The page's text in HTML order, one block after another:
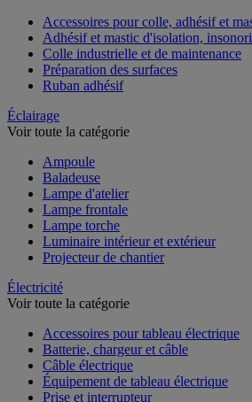
Accessoires pour colle, adhésif et
Adhésif et mastic d'isolation,
Colle industrielle et de maintenance
Préparation des surfaces
Ruban adhésif
Éclairage
Voir toute la catégorie
Ampoule
Baladeuse
Lampe d'atelier
Lampe frontale
Lampe torche
Luminaire intérieur et extérieur
Projecteur de chantier
Électricité
Voir toute la catégorie
Accessoires pour tableau électrique
Batterie, chargeur et câble
Câble électrique
Équipement de tableau électrique
Prise et interrupteur